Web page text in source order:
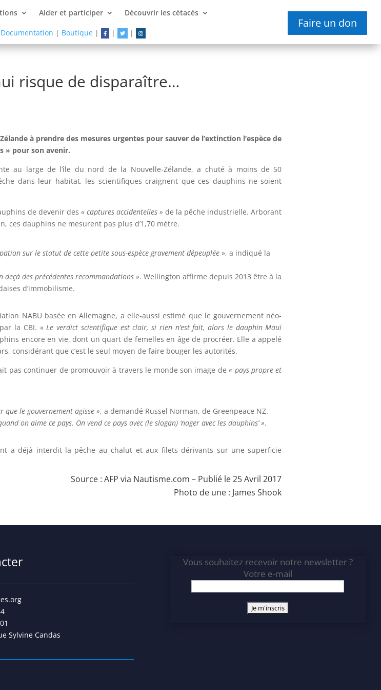
Aider et participer Découvrir les cétacés
Documentation | Boutique| | |
Faire un don
risque de disparaître…
à prendre des mesures urgentes pour sauver de l’extinction l’espèce de
» pour son avenir.
au large de l’île du nord de la Nouvelle-Zélande, a chuté à moins de 50
dans leur habitat, les scientifiques craignent que ces dauphins ne soient
de devenir des«captures accidentelles » de la pêche industrielle. Arborant
ces dauphins ne mesurent pas plus d’1,70 mètre.
sur le statut de cette petite sous-espèce gravement dépeuplée», a indiqué la
des précédentes recommandations ». Wellington affirme depuis 2013 être à la
d’immobilisme.
NABU basée en Allemagne, a elle-aussi estimé que le gouvernement néo-
la CBI. «Le verdict scientifique est clair, si rien n’est fait, alors le dauphin Maui
encore en vie, dont un quart de femelles en âge de procréer. Elle a appelé
considérant que c’est le seul moyen de faire bouger les autorités.
pas continuer de promouvoir à travers le monde son image de« pays propre et
le gouvernement agisse », a demandé Russel Norman, de Greenpeace NZ.
on aime ce pays. On vend ce pays avec (le slogan) ‘nager avec les dauphins’ ».
a déjà interdit la pêche au chalut et aux filets dérivants sur une superficie
Source : AFP via Nautisme.com – Publié le 25 Avril 2017
Photo de une : James Shook
Sylvine Candas
Vous souhaitez recevoir notre newsletter ?
Votre e-mail